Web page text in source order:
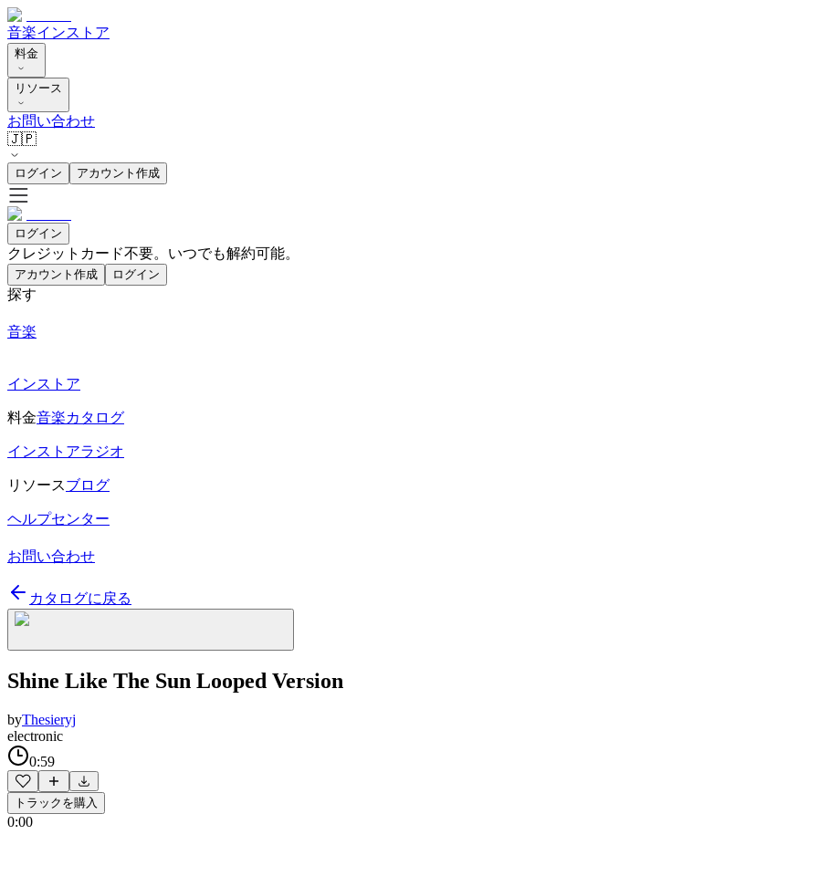
音楽インストア
料金
リソース
お問い合わせ
🇯🇵
ログイン アカウント作成
ログイン
クレジットカード不要。いつでも解約可能。
アカウント作成 ログイン
探す
音楽
インストア
料金音楽カタログ
インストアラジオ
リソースブログ
ヘルプセンター
お問い合わせ
カタログに戻る
Shine Like The Sun Looped Version
byThesieryj
electronic
0:59
トラックを購入
0:00